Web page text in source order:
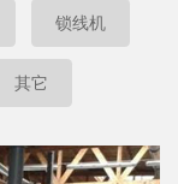
锁线机
其它